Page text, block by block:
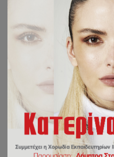
ΙΕΡΑ
ΓΡΑΦΕΙΟ ΕΠΙ ΤΩΝ